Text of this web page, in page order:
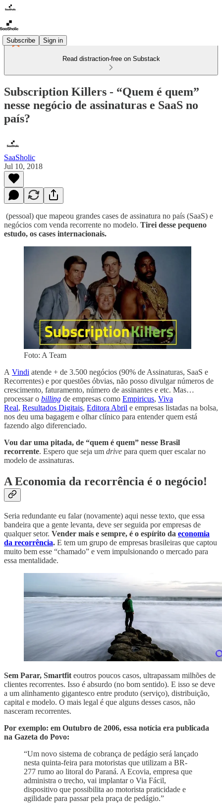
Subscribe Sign in
Read distraction-free on Substack
Subscription Killers - “Quem é quem”
nesse negócio de assinaturas e SaaS no
país?
SaaSholic
Jul 10, 2018
(pessoal) que mapeou grandes cases de assinatura no país (SaaS) e
negócios com venda recorrente no modelo. Tirei desse pequeno
estudo, os cases internacionais.
Foto: A Team
A Vindi atende + de 3.500 negócios (90% de Assinaturas, SaaS e
Recorrentes) e por questões óbvias, não posso divulgar números de
crescimento, faturamento, número de assinantes e etc. Mas…
processar o billing de empresas como Empiricus, Viva
Real, Resultados Digitais, Editora Abril e empresas listadas na bolsa,
nos deu uma bagagem e olhar clínico para entender quem está
fazendo algo diferenciado.
Vou dar uma pitada, de “quem é quem” nesse Brasil
recorrente. Espero que seja um drive para quem quer escalar no
modelo de assinaturas.
A Economia da recorrência é o negócio!
Seria redundante eu falar (novamente) aqui nesse texto, que essa
bandeira que a gente levanta, deve ser seguida por empresas de
qualquer setor. Vender mais e sempre, é o espírito da economia
da recorrência. E tem um grupo de empresas brasileiras que captou
muito bem esse “chamado” e vem impulsionando o mercado para
essa mentalidade.
Sem Parar, Smartfit eoutros poucos casos, ultrapassam milhões de
clientes recorrentes. Isso é absurdo (no bom sentido). E isso se deve
a um alinhamento gigantesco entre produto (serviço), distribuição,
capital e modelo. O mais legal é que alguns desses casos, não
nasceram recorrentes.
Por exemplo: em Outubro de 2006, essa notícia era publicada
na Gazeta do Povo:
“Um novo sistema de cobrança de pedágio será lançado
nesta quinta-feira para motoristas que utilizam a BR-
277 rumo ao litoral do Paraná. A Ecovia, empresa que
administra o trecho, vai implantar o Via Fácil,
dispositivo que possibilita ao motorista praticidade e
agilidade para passar pela praça de pedágio.”